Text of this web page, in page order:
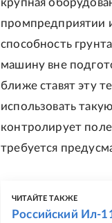
крупная
промпредприятии
способность
машину вне
ближе ставят эту
использовать
контролирует
требуется
ЧИТАЙТЕ ТАКЖЕ
Российский Ил-